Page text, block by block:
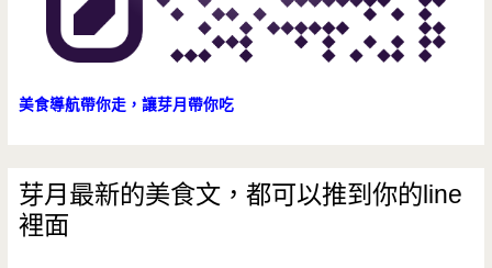
美食導航帶你走，讓芽月帶你吃
芽月最新的美食文，都可以推到你的line
裡面